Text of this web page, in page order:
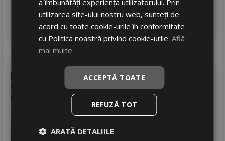
In stoc - peste 12 buc
livrare 2/3 zile
4 Adauga in cos
PrinxAquila rev
245/40 R20 99Y
Turisme
Consum C
Aderenta A
utilizarea site-ului nostru web, sunteți de
acord cu toate cookie-urile în conformitate
cu Politica noastră privind cookie-urile.Află
mai multe
ACCEPTĂ TOATE
REFUZĂ TOT
ARATĂ DETALIILE